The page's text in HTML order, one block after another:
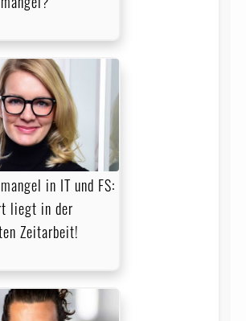
in IT und FS:
liegt in der
Zeitarbeit!